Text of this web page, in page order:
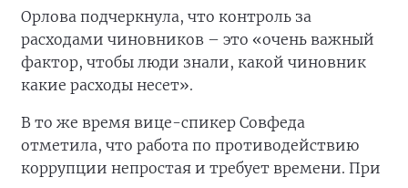
Орлова подчеркнула, что контроль за
расходами чиновников – это «очень важный
фактор, чтобы люди знали, какой чиновник
какие расходы несет».
В то же время вице-спикер Совфеда
отметила, что работа по противодействию
коррупции непростая и требует времени. При